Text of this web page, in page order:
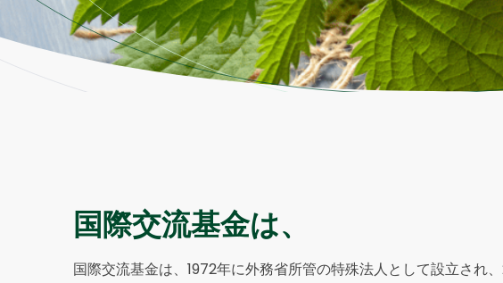
国際交流基金は、
国際交流基金は、1972年に外務省所管の特殊法人として設立され